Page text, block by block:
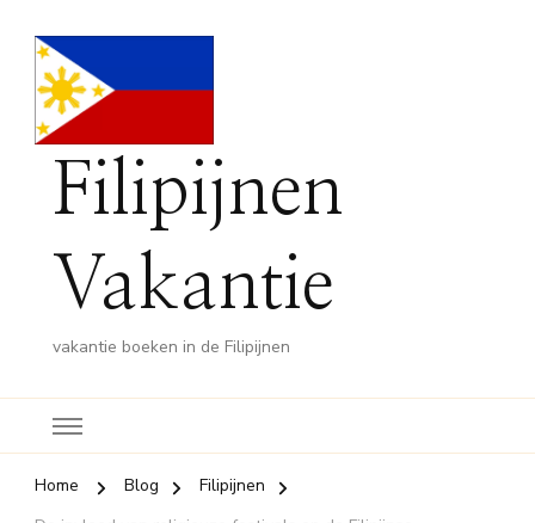
Filipijnen
Vakantie
vakantie boeken in de Filipijnen
Home Blog
Filipijnen